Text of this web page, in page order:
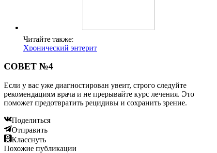
Читайте также:
Хронический энтерит
СОВЕТ №4
Если у вас уже диагностирован увеит, строго следуйте
рекомендациям врача и не прерывайте курс лечения. Это
поможет предотвратить рецидивы и сохранить зрение.
Поделиться
Отправить
Класснуть
Похожие публикации